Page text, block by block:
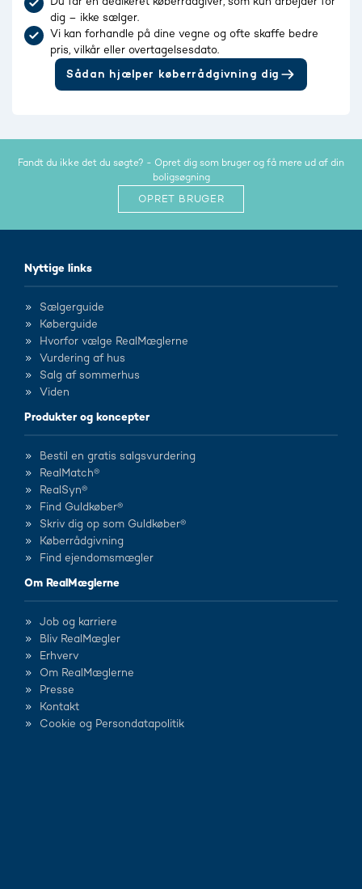
dig – ikke sælger.
Vi kan forhandle på dine vegne og ofte skaffe bedre
pris, vilkår eller overtagelsesdato.
Sådan hjælper køberrådgivning dig
Fandt du ikke det du søgte? - Opret dig som bruger og få mere ud af din
boligsøgning
OPRET BRUGER
Nyttige links
Sælgerguide
Køberguide
Hvorfor vælge RealMæglerne
Vurdering af hus
Salg af sommerhus
Viden
Produkter og koncepter
Bestil en gratis salgsvurdering
RealMatch®
RealSyn®
Find Guldkøber®
Skriv dig op som Guldkøber®
Køberrådgivning
Find ejendomsmægler
Om RealMæglerne
Job og karriere
Bliv RealMægler
Erhverv
Om RealMæglerne
Presse
Kontakt
Cookie og Persondatapolitik